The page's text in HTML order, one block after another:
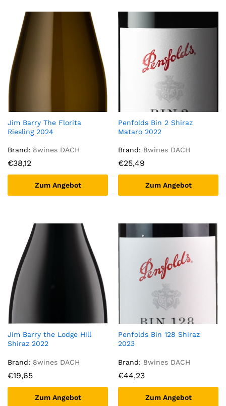
Jim Barry The Florita
Riesling 2024
Brand: 8wines DACH
€38,12
Zum Angebot
Penfolds Bin 2 Shiraz
Mataro 2022
Brand: 8wines DACH
€25,49
Zum Angebot
Jim Barry the Lodge Hill
Shiraz 2022
Brand: 8wines DACH
€19,65
Zum Angebot
Penfolds Bin 128 Shiraz
2023
Brand: 8wines DACH
€44,23
Zum Angebot